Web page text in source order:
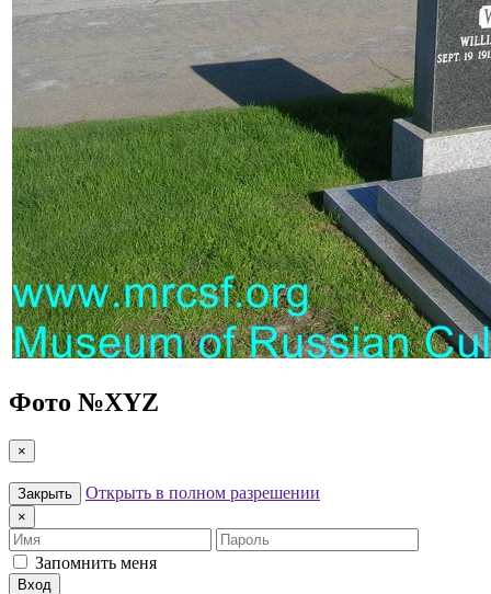
Фото №XYZ
×
Закрыть Открыть в полном разрешении
×
Имя
Пароль
Запомнить меня
Вход